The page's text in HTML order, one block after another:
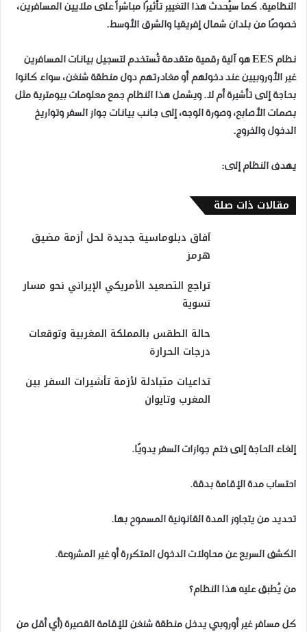
النظامية. كما سيُحدث هذا التغيير تأثيرًا مباشراً على ملايين المسافرين،
خصوصًا من بلدان شمال إفريقيا والشرق الأوسط.
نظام EES هو آلية رقمية متقدمة تُستخدم لتسجيل بيانات المسافرين
غير الأوروبيين عند دخولهم أو مغادرتهم دول منطقة شنغن، سواء كانوا
بحاجة إلى تأشيرة أم لا. ويشمل هذا النظام جمع معلومات بيومترية مثل
بصمات الأصابع، وصورة الوجه، إلى جانب بيانات جواز السفر وتواريخ
الدخول والخروج.
يهدف النظام إلى:
مقالات ذات صلة
آفاق دبلوماسية جديدة لحل أزمة مضيق
هرمز
تراجع التصعيد الأمريكي الإيراني نحو مسار
تسوية
حالة الطقس بالمملكة المغربية وتوقعات
درجات الحرارة
تداعيات متبادلة لأزمة تأشيرات السفر بين
المغرب وتايوان
إلغاء الحاجة إلى ختم جوازات السفر يدويًا.
احتساب مدة الإقامة بدقة.
تحديد من يتجاوز المدة القانونية المسموح بها.
الكشف السريع عن محاولات الدخول المتكررة أو غير المشروعة.
من يُطبق عليه هذا النظام؟
كل مسافر غير أوروبي يدخل منطقة شنغن للإقامة القصيرة (أي أقل من